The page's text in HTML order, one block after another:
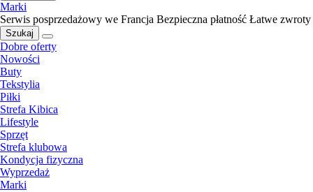
Marki
Serwis posprzedażowy we Francja Bezpieczna płatność Łatwe zwroty
Szukaj
Dobre oferty
Nowości
Buty
Tekstylia
Piłki
Strefa Kibica
Lifestyle
Sprzęt
Strefa klubowa
Kondycja fizyczna
Wyprzedaż
Marki